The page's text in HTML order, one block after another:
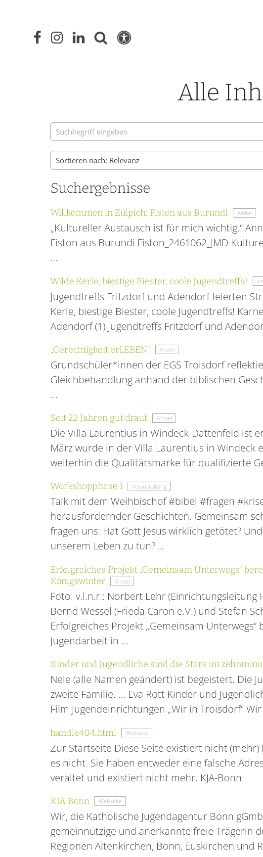
Alle
Suche
Suchergebnisse
Willkommen in Zülpich: Fiston aus Burundi Artikel
„Kultureller Austausch ist für mich wichtig.“
Fiston aus Burundi Fiston_2461062_JMD
...
Wilde Kerle, biestige Biester, coole Jugendtreffs!
Jugendtreffs Fritzdorf und Adendorf feierten
Kerle, biestige Biester, coole Jugendtreffs!
Adendorf (1) Jugendtreffs Fritzdorf und
„Gerechtigkeit erLEBEN“ Artikel
Grundschüler*innen der EGS Troisdorf
Gleichbehandlung anhand der biblischen
...
Seit 22 Jahren gut drauf Artikel
Die Villa Laurentius in Windeck-Dattenfeld ist
März wurde in der Villa Laurentius in
weiterhin die Qualitätsmarke für qualifizierte
Workshopphase I Veranstaltung
Talk mit dem Weihbischof #bibel #fragen
herausfordernder Geschichten. Gemeinsam
fragen uns: Hat Gott Jesus wirklich getötet?
unserem Leben zu tun? ...
Erfolgreiches Projekt „Gemeinsam Unterwegs“
Königswinter
Artikel
Foto: v.l.n.r.: Norbert Lehr (Einrichtungsleitung
Bernd Wessel (Frieda Caron e.V.) und Stefan
Erfolgreiches Projekt „Gemeinsam
Jugendarbeit in ...
Kinder und Jugendliche sind die Stars im
Nele (alle Namen geändert) ist begeistert. Die
zweite Familie. ... Eva Rott Kinder und
Film Jugendeinrichtungen „Wir in Troisdorf“
handle404.html Webseite
Zur Startseite Diese Seite existiert nicht
es nicht. Sie haben entweder eine falsche
veraltet und existiert nicht mehr. KJA-Bonn
KJA Bonn Webseite
Wir, die Katholische Jugendagentur Bonn
gemeinnützige und anerkannte freie Trägerin
Regionen Altenkirchen, Bonn, Euskirchen und